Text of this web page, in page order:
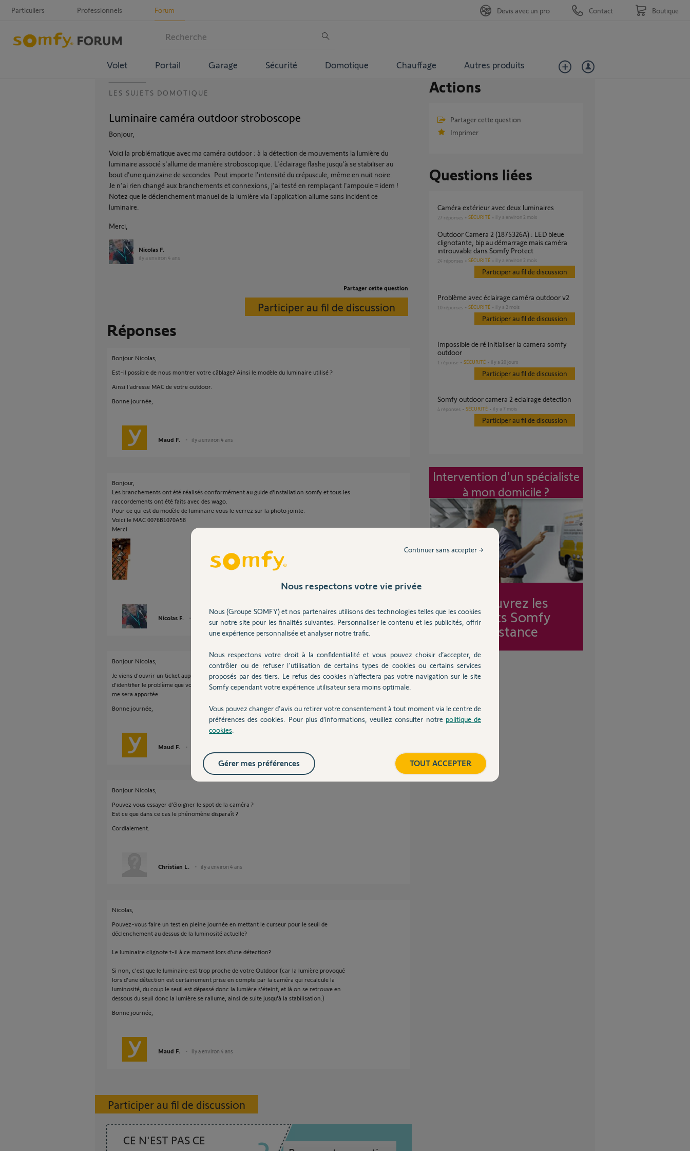
Particuliers Professionnels Forum
Volet Portail Garage Sécurité Domotique Chauffage Autres produits
Devis avec un pro Contact Boutique
LES SUJETS DOMOTIQUE
Luminaire caméra outdoor stroboscope
Bonjour,
Voici la problématique avec ma caméra outdoor : à la détection de mouvements la lumière du
luminaire associé s'allume de manière stroboscopique. L'éclairage flashe jusqu'à se stabiliser au
bout d'une quinzaine de secondes. Peut importe l'intensité du crépuscule, même en nuit noire.
Je n'ai rien changé aux branchements et connexions, j'ai testé en remplaçant l'ampoule = idem !
Notez que le déclenchement manuel de la lumière via l'application allume sans incident ce
luminaire.
Merci,
Nicolas F.
il y a environ 4 ans
Partager cette question
Participer au fil de discussion
Réponses
Bonjour Nicolas,
Est-il possible de nous montrer votre câblage? Ainsi le modèle du luminaire utilisé ?
Ainsi l'adresse MAC de votre outdoor.
Bonne journée,
Maud F. il y a environ 4 ans
Bonjour,
Les branchements ont été réalisés conformément au guide d'installation somfy et tous les
raccordements ont été faits avec des wago.
Pour ce qui est du modèle de luminaire vous le verrez sur la photo jointe.
Voici le MAC 0076B1070A58
Merci
Nicolas F. il y a environ 4 ans
Bonjour Nicolas,
Je viens d'ouvrir un ticket auprès de notre service développement qualité pour essayer
d’identifier le problème que vous rencontrez, je reviendrais vers vous lorsqu'une réponse
me sera apportée.
Bonne journée,
Maud F.
Bonjour Nicolas,
Pouvez vous essayer d'éloigner le spot de la caméra ?
Est ce que dans ce cas le phénomène disparaît ?
Cordialement.
Christian L. il y a environ 4 ans
Nicolas,
Pouvez-vous faire un test en pleine journée en mettant le curseur pour le seuil de
déclenchement au dessus de la luminosité actuelle?
Le luminaire clignote t-il à ce moment lors d'une détection?
Si non, c'est que le luminaire est trop proche de votre Outdoor (car la lumière provoqué
lors d'une détection est certainement prise en compte par la caméra qui recalcule la
luminosité, du coup le seuil est dépassé donc la lumière s'éteint, et là on se retrouve en
dessous du seuil donc la lumière se rallume, ainsi de suite jusqu'à la stabilisation.)
Bonne journée,
Maud F. il y a environ 4 ans
Participer au fil de discussion
CE N'EST PAS CE
Actions
Partager cette question
Imprimer
Questions liées
Caméra extérieur avec deux luminaires
27 réponses SÉCURITÉ il y a environ 2 mois
Outdoor Camera 2 (1875326A) : LED bleue
clignotante, bip au démarrage mais caméra
introuvable dans Somfy Protect
24 réponses SÉCURITÉ il y a environ 2 mois
Participer au fil de discussion
Problème avec éclairage caméra outdoor v2
10 réponses SÉCURITÉ il y a 2 mois
Participer au fil de discussion
Impossible de ré initialiser la camera somfy
outdoor
1 réponse SÉCURITÉ il y a 20 jours
Participer au fil de discussion
somfy outdoor camera 2 eclairage detection
4 réponses SÉCURITÉ il y a 7 mois
Participer au fil de discussion
Intervention d'un spécialiste
à mon domicile ?
Découvrez les
forfaits Somfy
Assistance
Nous respectons votre vie privée
Nous (Groupe SOMFY) et nos partenaires utilisons des technologies telles que les cookies
sur notre site pour les finalités suivantes: Personnaliser le contenu et les publicités, offrir
une expérience personnalisée et analyser notre trafic.
Nous respectons votre droit à la confidentialité et vous pouvez choisir d’accepter, de
contrôler ou de refuser l'utilisation de certains types de cookies ou certains services
proposés par des tiers. Le refus des cookies n’affectera pas votre navigation sur le site
Somfy cependant votre expérience utilisateur sera moins optimale.
Vous pouvez changer d'avis ou retirer votre consentement à tout moment via le centre de
préférences des cookies. Pour plus d’informations, veuillez consulter notre politique de
cookies
Continuer sans accepter →
TOUT ACCEPTER
Gérer mes préférences